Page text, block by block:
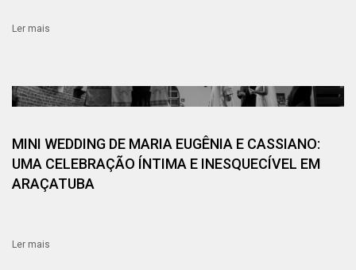
Ler mais
MINI WEDDING DE MARIA EUGÊNIA E CASSIANO:
UMA CELEBRAÇÃO ÍNTIMA E INESQUECÍVEL EM
ARAÇATUBA
Ler mais